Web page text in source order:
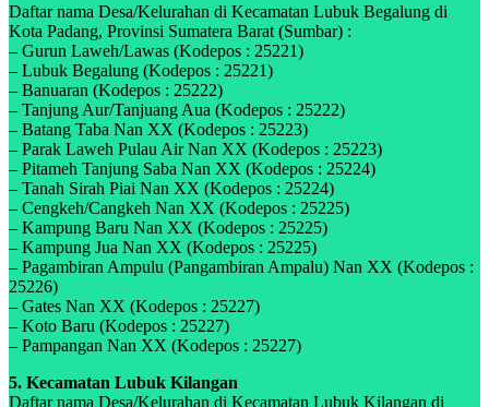
Daftar nama Desa/Kelurahan di Kecamatan Lubuk Begalung di
Kota Padang, Provinsi Sumatera Barat (Sumbar) :
– Gurun Laweh/Lawas (Kodepos : 25221)
– Lubuk Begalung (Kodepos : 25221)
– Banuaran (Kodepos : 25222)
– Tanjung Aur/Tanjuang Aua (Kodepos : 25222)
– Batang Taba Nan XX (Kodepos : 25223)
– Parak Laweh Pulau Air Nan XX (Kodepos : 25223)
– Pitameh Tanjung Saba Nan XX (Kodepos : 25224)
– Tanah Sirah Piai Nan XX (Kodepos : 25224)
– Cengkeh/Cangkeh Nan XX (Kodepos : 25225)
– Kampung Baru Nan XX (Kodepos : 25225)
– Kampung Jua Nan XX (Kodepos : 25225)
– Pagambiran Ampulu (Pangambiran Ampalu) Nan XX (Kodepos :
25226)
– Gates Nan XX (Kodepos : 25227)
– Koto Baru (Kodepos : 25227)
– Pampangan Nan XX (Kodepos : 25227)
5. Kecamatan Lubuk Kilangan
Daftar nama Desa/Kelurahan di Kecamatan Lubuk Kilangan di